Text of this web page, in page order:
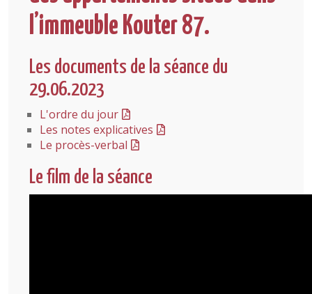
l’immeuble Kouter 87.
Les documents de la séance du
29.06.2023
L'ordre du jour
Les notes explicatives
Le procès-verbal
Le film de la séance